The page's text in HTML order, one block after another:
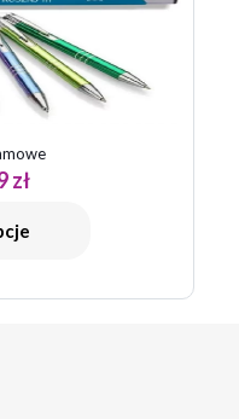
złAktualna